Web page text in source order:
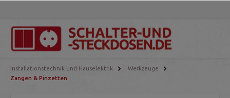
Installationstechnik und Hauselektrik
Werkzeuge
Zangen & Pinzetten